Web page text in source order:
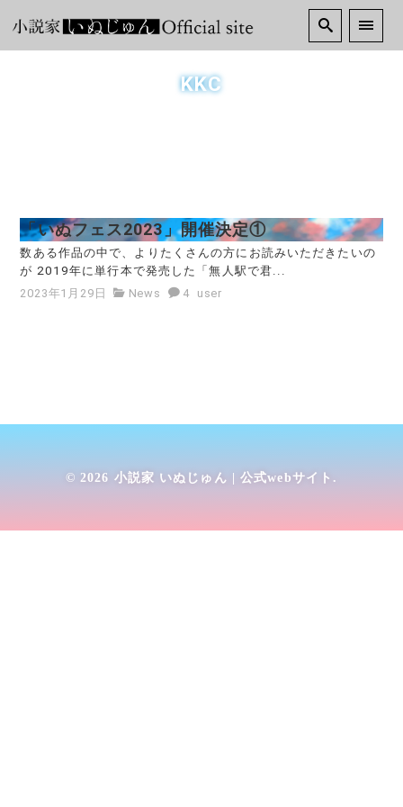
KKC
「いぬフェス2023」開催決定①
数ある作品の中で、よりたくさんの方にお読みいただきたいの
が 2019年に単行本で発売した「無人駅で君...
2023年1月29日
News 4 user
© 2026 小説家 いぬじゅん | 公式webサイト .